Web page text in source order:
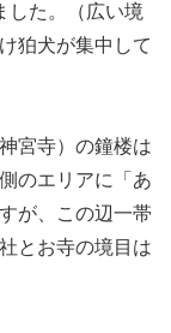
した。（広い境
狛犬が集中して
宮寺）の鐘楼は
のエリアに「あ
が、この辺一帯
とお寺の境目は